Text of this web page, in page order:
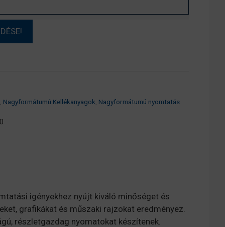
Nagyformátumú Kellékanyagok Nagyformátumú nyomtatás
igényekhez nyújt kiváló minőséget és
grafikákat és műszaki rajzokat eredményez.
részletgazdag nyomatokat készítenek.